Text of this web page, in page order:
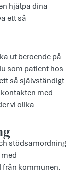
hjälpa dina
ett så
ut beroende på
som patient hos
så självständigt
med
vi olika
stödsamordning
från kommunen.